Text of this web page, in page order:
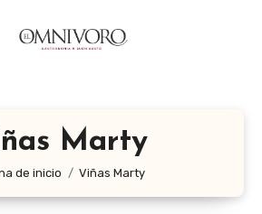
Marty
de inicio Viñas Marty